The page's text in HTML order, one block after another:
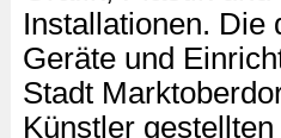
Installationen. Die
Geräte und
Stadt
Künstler